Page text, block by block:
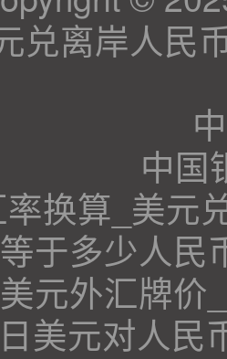
兑离岸人民
中国
换算_美元
于多少人民
美元外汇牌价
美元对人民